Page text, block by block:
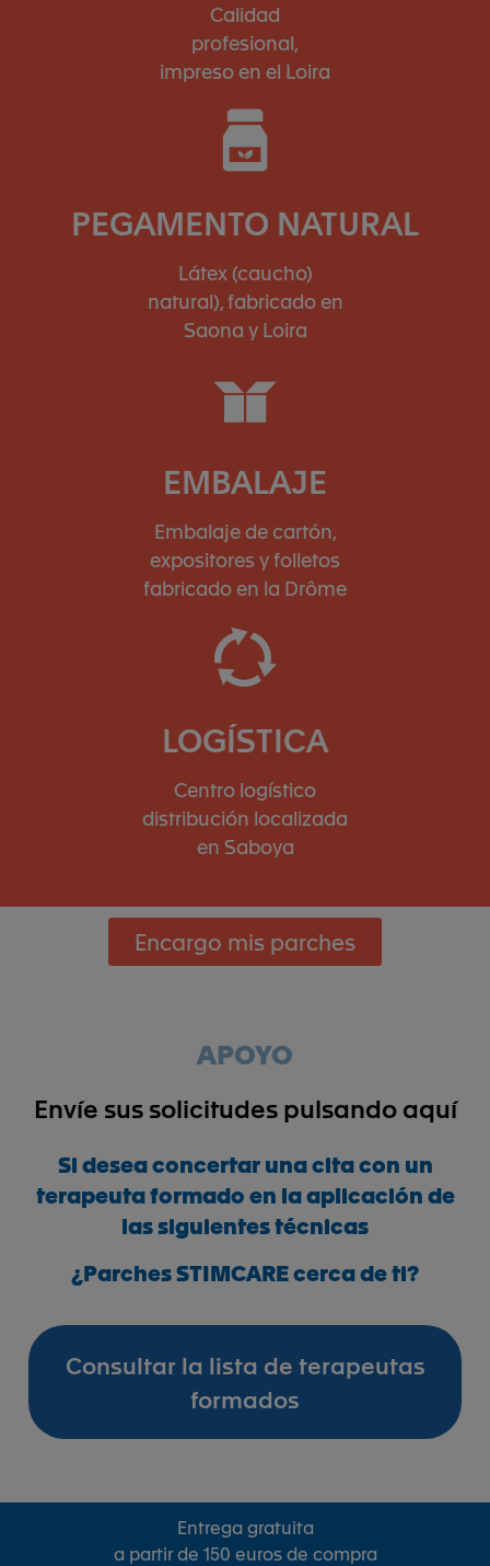
Calidad
profesional,
impreso en el Loira
PEGAMENTO NATURAL
Látex (caucho)
natural), fabricado en
Saona y Loira
EMBALAJE
Embalaje de cartón,
expositores y folletos
fabricado en la Drôme
LOGÍSTICA
Centro logístico
distribución localizada
en Saboya
Encargo mis parches
APOYO
Envíe sus solicitudes pulsando aquí
Si desea concertar una cita con un
terapeuta formado en la aplicación de
las siguientes técnicas
¿Parches STIMCARE cerca de ti?
Consultar la lista de terapeutas
formados
Entrega gratuita
a partir de 150 euros de compra